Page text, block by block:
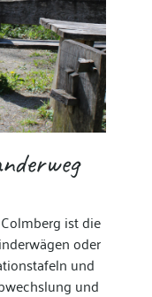
ist die
oder
und
und